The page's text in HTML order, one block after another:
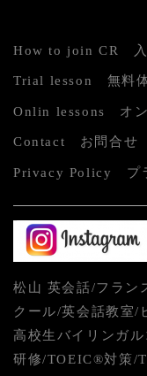
How to join CR 入
Trial lesson 無料
Onlin lessons オン
Contact お問合せ
Privacy Policy プ
松山 英会話/フラン
クール/英会話教室/
高校生バイリンガ
研修/TOEIC®対策/